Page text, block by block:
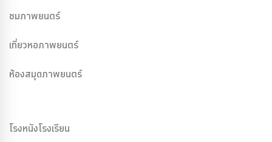
ชมภาพยนตร์
เที่ยวหอภาพยนตร์
ห้องสมุดภาพยนตร์
โรงหนังโรงเรียน